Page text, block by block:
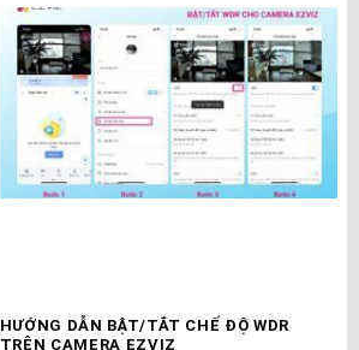
HƯỚNG DẪN BẬT/TẮT CHẾ ĐỘ WDR
TRÊN CAMERA EZVIZ